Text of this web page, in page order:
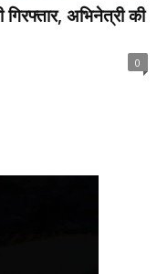
अभिनेत्री की
0